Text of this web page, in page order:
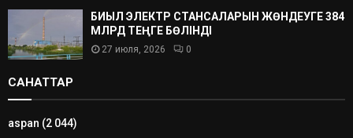
БИЫЛ ЭЛЕКТР СТАНСАЛАРЫН ЖӨНДЕУГЕ 384
МЛРД ТЕҢГЕ БӨЛІНДІ
27 июля, 2026 0
САНАТТАР
aspan (2 044)